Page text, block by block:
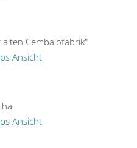
Cembalofabrik"
Ansicht
Ansicht